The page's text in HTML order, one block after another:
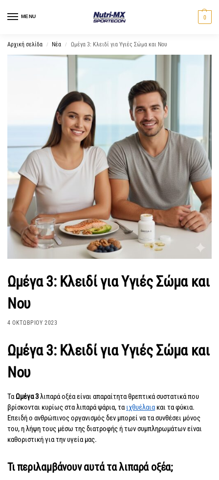
MENU 0
Αρχική σελίδα / Νέα / Ωμέγα 3: Κλειδί για Υγιές Σώμα και Νου
Ωμέγα 3: Κλειδί για Υγιές Σώμα και
Νου
4 ΟΚΤΩΒΡΊΟΥ 2023
Ωμέγα 3: Κλειδί για Υγιές Σώμα και
Νου
ΤαΩμέγα 3λιπαρά οξέα είναι απαραίτητα θρεπτικά συστατικά που
βρίσκονται κυρίως στα λιπαρά ψάρια, ταιχθυέλαια και τα φύκια.
Επειδή ο ανθρώπινος οργανισμός δεν μπορεί να τα συνθέσει μόνος
του, η λήψη τους μέσω της διατροφής ή των συμπληρωμάτων είναι
καθοριστική για την υγεία μας.
Τι περιλαμβάνουν αυτά τα λιπαρά οξέα;